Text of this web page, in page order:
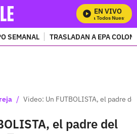
EN VIVO
Mira Todos Nuestros
SEMANAL TRASLADAN A EPA
/ Video: Un FUTBOLISTA, el padre
el padre del